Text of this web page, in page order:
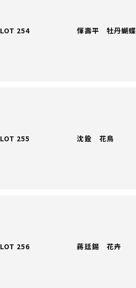
LOT 254 惲壽平 牡丹蝴蝶
LOT 255 沈銓 花鳥
LOT 256 蔣廷錫 花卉